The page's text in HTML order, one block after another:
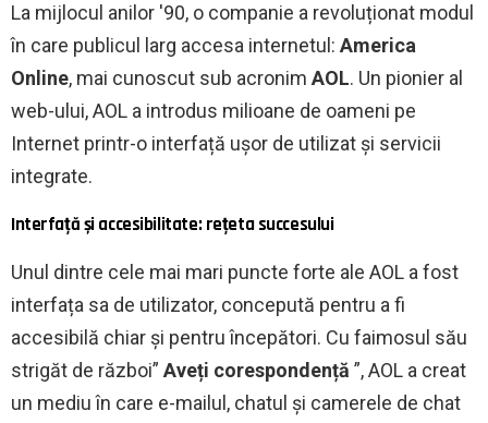
La mijlocul anilor '90, o companie a revoluționat modul
în care publicul larg accesa internetul: America
Online, mai cunoscut sub acronim AOL. Un pionier al
web-ului, AOL a introdus milioane de oameni pe
Internet printr-o interfață ușor de utilizat și servicii
integrate.
Interfață și accesibilitate: rețeta succesului
Unul dintre cele mai mari puncte forte ale AOL a fost
interfața sa de utilizator, concepută pentru a fi
accesibilă chiar și pentru începători. Cu faimosul său
strigăt de război” Aveți corespondență ”, AOL a creat
un mediu în care e-mailul, chatul și camerele de chat